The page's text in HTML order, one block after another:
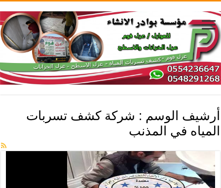
أرشيف الوسم : شركة كشف تسربات
المياه في المذنب